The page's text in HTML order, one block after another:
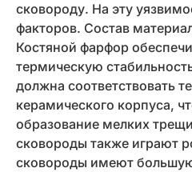
сковороду. На эту
факторов. Состав
Костяной фарфор
термическую
должна соответствовать
керамического корпуса,
образование мелких
сковороды также играют
сковороды имеют